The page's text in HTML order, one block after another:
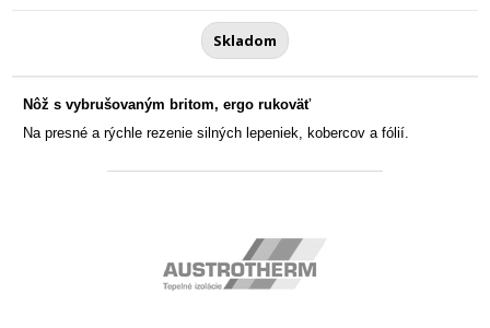
Skladom
Nôž s vybrušovaným britom, ergo rukoväť
Na presné a rýchle rezenie silných lepeniek, kobercov a fólií.